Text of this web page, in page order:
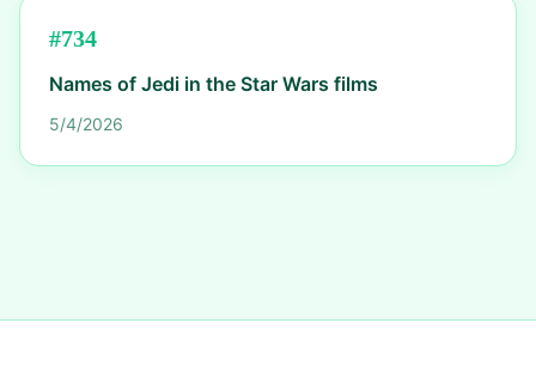
#734
Names of Jedi in the Star Wars films
5/4/2026